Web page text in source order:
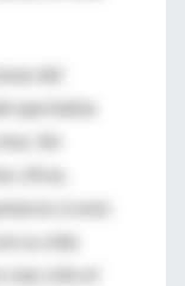
del
que había
Sin
cifras,
si esto
su vida
sólo el